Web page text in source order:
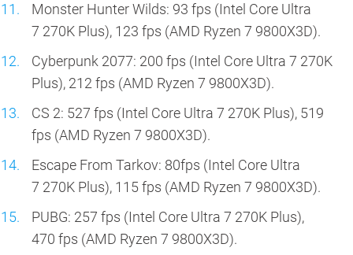
Monster Hunter Wilds: 93 fps (Intel Core Ultra
7 270K Plus), 123 fps (AMD Ryzen 7 9800X3D).
Cyberpunk 2077: 200 fps (Intel Core Ultra 7 270K
Plus), 212 fps (AMD Ryzen 7 9800X3D).
CS 2: 527 fps (Intel Core Ultra 7 270K Plus), 519
fps (AMD Ryzen 7 9800X3D).
Escape From Tarkov: 80fps (Intel Core Ultra
7 270K Plus), 115 fps (AMD Ryzen 7 9800X3D).
PUBG: 257 fps (Intel Core Ultra 7 270K Plus),
470 fps (AMD Ryzen 7 9800X3D).